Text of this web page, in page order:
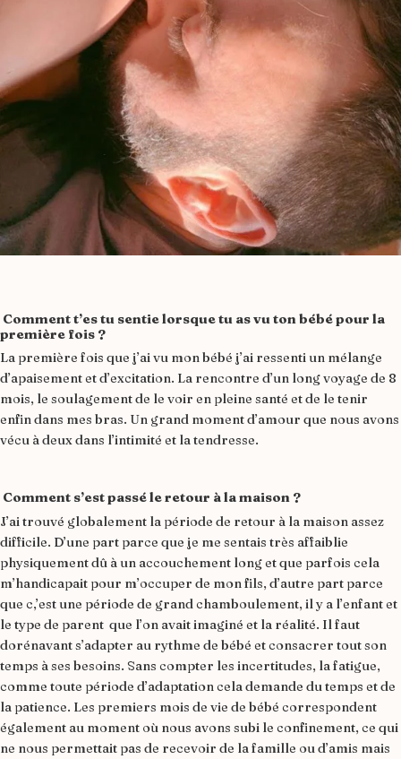
Comment t’es tu sentie lorsque tu as vu ton bébé pour la
première fois ?
La première fois que j’ai vu mon bébé j’ai ressenti un mélange
d’apaisement et d’excitation. La rencontre d’un long voyage de 8
mois, le soulagement de le voir en pleine santé et de le tenir
enfin dans mes bras. Un grand moment d’amour que nous avons
vécu à deux dans l’intimité et la tendresse.
Comment s’est passé le retour à la maison ?
J’ai trouvé globalement la période de retour à la maison assez
difficile. D’une part parce que je me sentais très affaiblie
physiquement dû à un accouchement long et que parfois cela
m’handicapait pour m’occuper de mon fils, d’autre part parce
que c,’est une période de grand chamboulement, il y a l’enfant et
le type de parent que l’on avait imaginé et la réalité. Il faut
dorénavant s’adapter au rythme de bébé et consacrer tout son
temps à ses besoins. Sans compter les incertitudes, la fatigue,
comme toute période d’adaptation cela demande du temps et de
la patience. Les premiers mois de vie de bébé correspondent
également au moment où nous avons subi le confinement, ce qui
ne nous permettait pas de recevoir de la famille ou d’amis mais